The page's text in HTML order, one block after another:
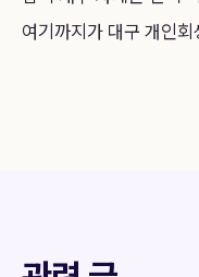
여기까지가 대구 개인